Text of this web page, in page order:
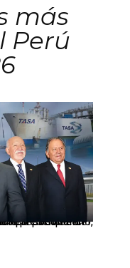
más
Perú
inversiones en comercio, educación, salud e industria pesquera.